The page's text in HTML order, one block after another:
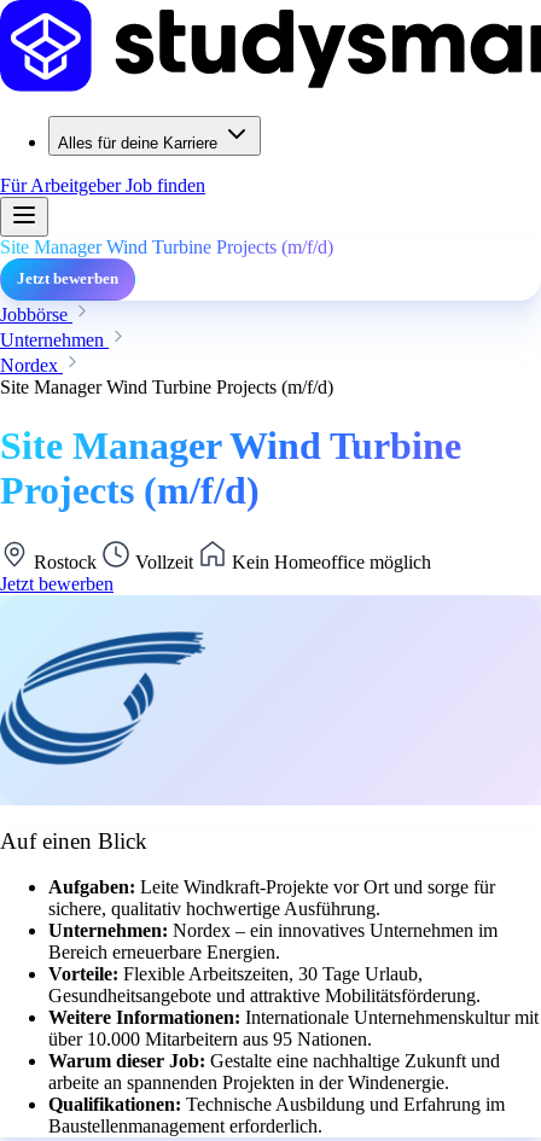
Alles für deine Karriere
Für ArbeitgeberJob finden
Site Manager Wind Turbine Projects (m/f/d)
Jetzt bewerben
Jobbörse
Unternehmen
Nordex
Site Manager Wind Turbine Projects (m/f/d)
Site Manager Wind Turbine
Projects (m/f/d)
Rostock Vollzeit
Kein Homeoffice möglich
Jetzt bewerben
Auf einen Blick
Aufgaben: Leite Windkraft-Projekte vor Ort und sorge für
sichere, qualitativ hochwertige Ausführung.
Unternehmen: Nordex – ein innovatives Unternehmen im
Bereich erneuerbare Energien.
Vorteile: Flexible Arbeitszeiten, 30 Tage Urlaub,
Gesundheitsangebote und attraktive Mobilitätsförderung.
Weitere Informationen: Internationale Unternehmenskultur mit
über 10.000 Mitarbeitern aus 95 Nationen.
Warum dieser Job: Gestalte eine nachhaltige Zukunft und
arbeite an spannenden Projekten in der Windenergie.
Qualifikationen: Technische Ausbildung und Erfahrung im
Baustellenmanagement erforderlich.